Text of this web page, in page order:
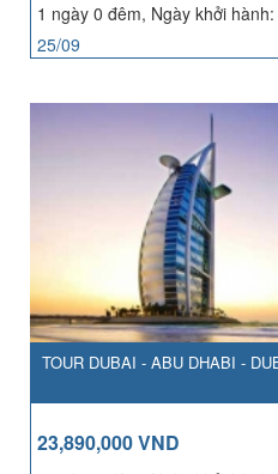
1 ngày 0 đêm, Ngày khởi hành:
25/09
TOUR DUBAI - ABU DHABI -
23,890,000 VND